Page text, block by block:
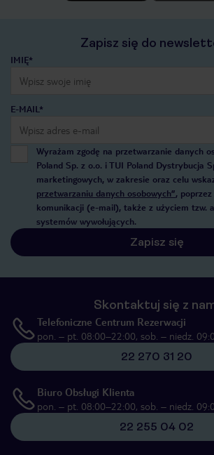
Zapisz się do
IMIĘ*
E-MAIL*
Wyrażam zgodę na przetwarzanie danych
Poland Sp. z o.o. i TUI Poland Dystrybucja
marketingowych, w zakresie oraz celu
przetwarzaniu danych osobowych”,
komunikacji (e-mail), także z użyciem tzw.
systemów wywołujących.
Zapisz się
Skontaktuj się z
Telefoniczne Centrum Rezerwacji
pon. – pt. 08:00–22:00, sob. – niedz.
22 270 31 20
Biuro Obsługi Klienta
pon. – pt. 08:00–22:00, sob. – niedz.
22 255 04 02